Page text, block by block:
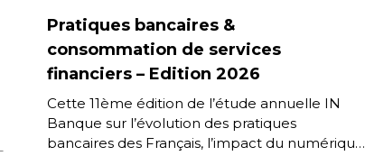
Pratiques bancaires &
consommation de services
financiers – Edition 2026
Cette 11ème édition de l’étude annuelle IN
Banque sur l’évolution des pratiques
bancaires des Français, l’impact du numérique